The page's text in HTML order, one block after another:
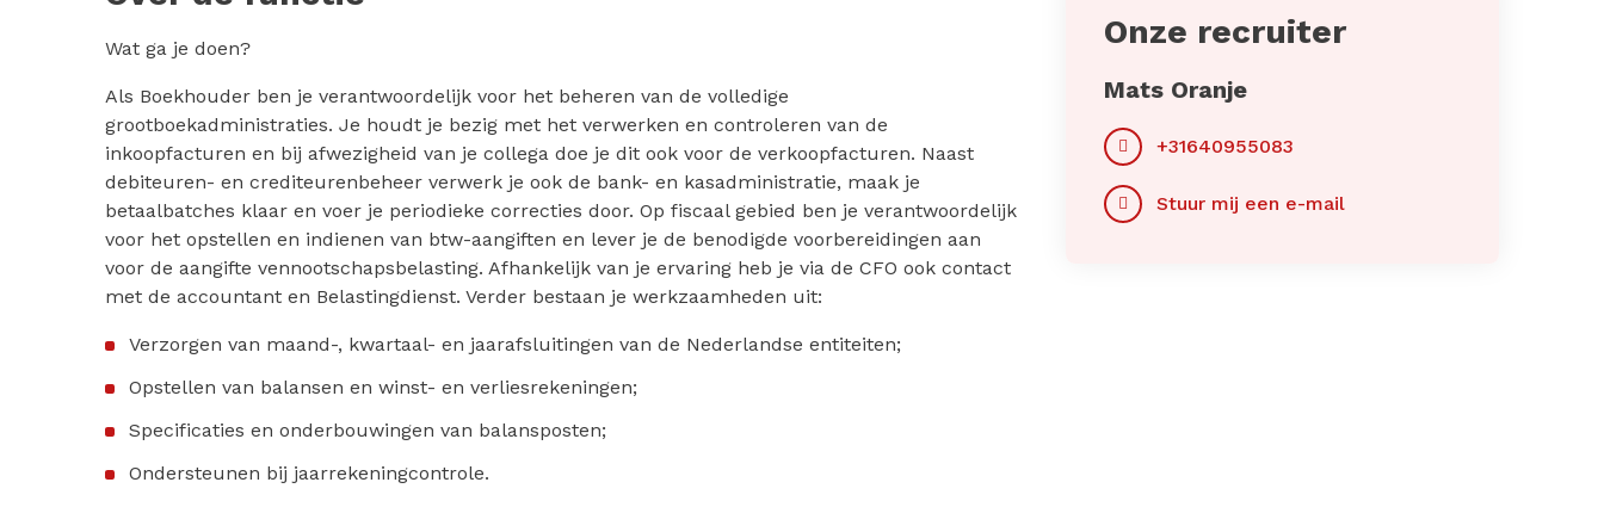
Wat ga je doen?
Als Boekhouder ben je verantwoordelijk voor het beheren van de volledige
grootboekadministraties. Je houdt je bezig met het verwerken en controleren van de
inkoopfacturen en bij afwezigheid van je collega doe je dit ook voor de verkoopfacturen. Naast
debiteuren- en crediteurenbeheer verwerk je ook de bank- en kasadministratie, maak je
betaalbatches klaar en voer je periodieke correcties door. Op fiscaal gebied ben je verantwoordelijk
voor het opstellen en indienen van btw-aangiften en lever je de benodigde voorbereidingen aan
voor de aangifte vennootschapsbelasting. Afhankelijk van je ervaring heb je via de CFO ook contact
met de accountant en Belastingdienst. Verder bestaan je werkzaamheden uit:
Verzorgen van maand-, kwartaal- en jaarafsluitingen van de Nederlandse entiteiten;
Opstellen van balansen en winst- en verliesrekeningen;
Specificaties en onderbouwingen van balansposten;
Ondersteunen bij jaarrekeningcontrole.
Onze recruiter
Mats Oranje
+31640955083
Stuur mij een e-mail